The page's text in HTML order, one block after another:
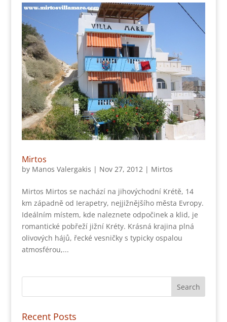
Mirtos
by Manos Valergakis | Nov 27, 2012| Mirtos
Mirtos Mirtos se nachází na jihovýchodní Krétě, 14
km západně od Ierapetry, nejjižnějšího města Evropy.
Ideálním místem, kde naleznete odpočinek a klid, je
romantické pobřeží jižní Kréty. Krásná krajina plná
olivových hájů, řecké vesničky s typicky ospalou
atmosférou,...
Recent Posts